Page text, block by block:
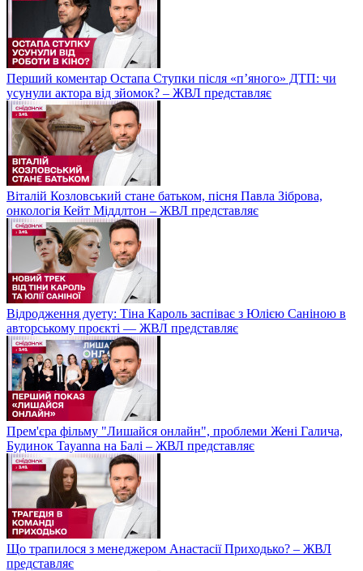
Перший коментар Остапа Ступки після «п’яного» ДТП: чи
усунули актора від зйомок? – ЖВЛ представляє
Віталій Козловський стане батьком, пісня Павла Зіброва,
онкологія Кейт Міддлтон – ЖВЛ представляє
Відродження дуету: Тіна Кароль заспіває з Юлією Саніною в
авторському проєкті — ЖВЛ представляє
Прем'єра фільму "Лишайся онлайн", проблеми Жені Галича,
Будинок Tayanna на Балі – ЖВЛ представляє
Що трапилося з менеджером Анастасії Приходько? – ЖВЛ
представляє